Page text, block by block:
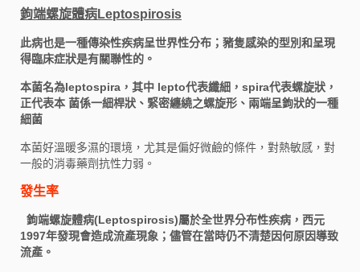
鉤端螺旋體病Leptospirosis
此病也是一種傳染性疾病呈世界性分布；豬隻感染的型別和呈現
得臨床症狀是有關聯性的。
本菌名為leptospira，其中 lepto代表纖細，spira代表螺旋狀，
正代表本 菌係一細桿狀、緊密纏繞之螺旋形、兩端呈鉤狀的一種
細菌
本菌好溫暖多濕的環境，尤其是偏好微鹼的條件，對熱敏感，對
一般的消毒藥劑抗性力弱。
發生率
鉤端螺旋體病(Leptospirosis)屬於全世界分布性疾病，西元
1997年發現會造成流產現象；儘管在當時仍不清楚因何原因導致
流產。